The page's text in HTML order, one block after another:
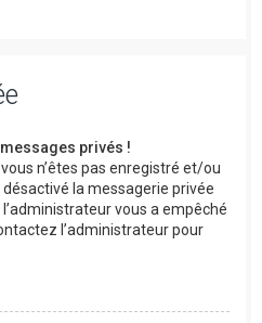
privés !
vous n’êtes pas enregistré et/ou
la messagerie privée
vous a empêché
l’administrateur pour